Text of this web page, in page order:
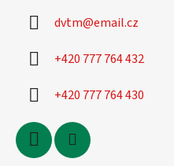
dvtm@email.cz
+420 777 764 432
+420 777 764 430